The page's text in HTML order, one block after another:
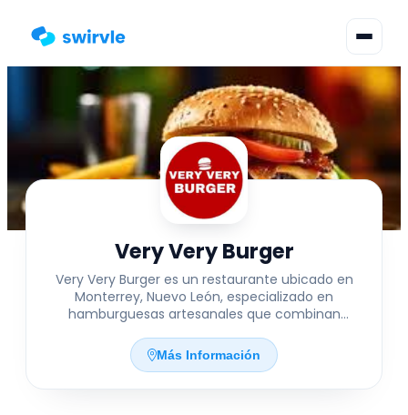
Cambiar Idioma
▾
Very Very Burger
Very Very Burger es un restaurante ubicado en
Monterrey, Nuevo León, especializado en
hamburguesas artesanales que combinan
Situado en Río Missouri 555, Del Valle, ofrece un
ambiente acogedor ideal para disfrutar de una
Más Información